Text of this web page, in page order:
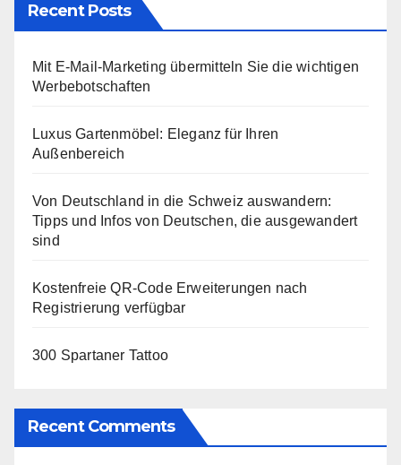
Recent Posts
Mit E-Mail-Marketing übermitteln Sie die wichtigen
Werbebotschaften
Luxus Gartenmöbel: Eleganz für Ihren
Außenbereich
Von Deutschland in die Schweiz auswandern:
Tipps und Infos von Deutschen, die ausgewandert
sind
Kostenfreie QR-Code Erweiterungen nach
Registrierung verfügbar
300 Spartaner Tattoo
Recent Comments